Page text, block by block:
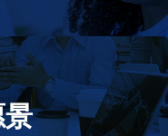
提供优质和患者可
值。